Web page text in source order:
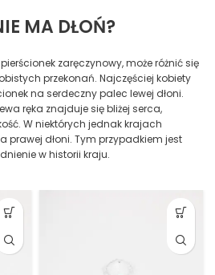
MA DŁOŃ?
zaręczynowy, może różnić się
przekonań. Najczęściej kobiety
na serdeczny palec lewej dłoni.
ręka znajduje się bliżej serca,
W niektórych jednak krajach
prawej dłoni. Tym przypadkiem jest
w historii kraju.